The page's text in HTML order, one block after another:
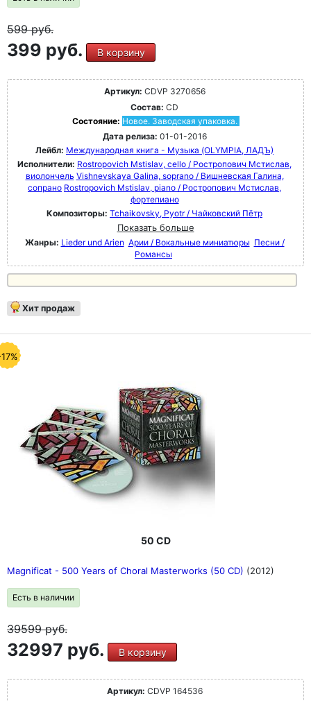
599руб.
399 руб. В корзину
Артикул: CDVP 3270656
Состав: CD
Состояние: Новое. Заводская упаковка.
Дата релиза: 01-01-2016
Лейбл: Международная книга - Музыка (OLYMPIA, ЛАДЪ)
Исполнители: Rostropovich Mstislav, cello / Ростропович Мстислав,
виолончель Vishnevskaya Galina, soprano / Вишневская Галина,
сопрано Rostropovich Mstislav, piano / Ростропович Мстислав,
фортепиано
Композиторы: Tchaikovsky, Pyotr / Чайковский Пётр
Показать больше
Жанры: Lieder und Arien Арии / Вокальные миниатюры Песни /
Романсы
Хит продаж
50 CD
Magnificat - 500 Years of Choral Masterworks (50 CD) (2012)
Есть в наличии
39599руб.
32997 руб. В корзину
Артикул: CDVP 164536